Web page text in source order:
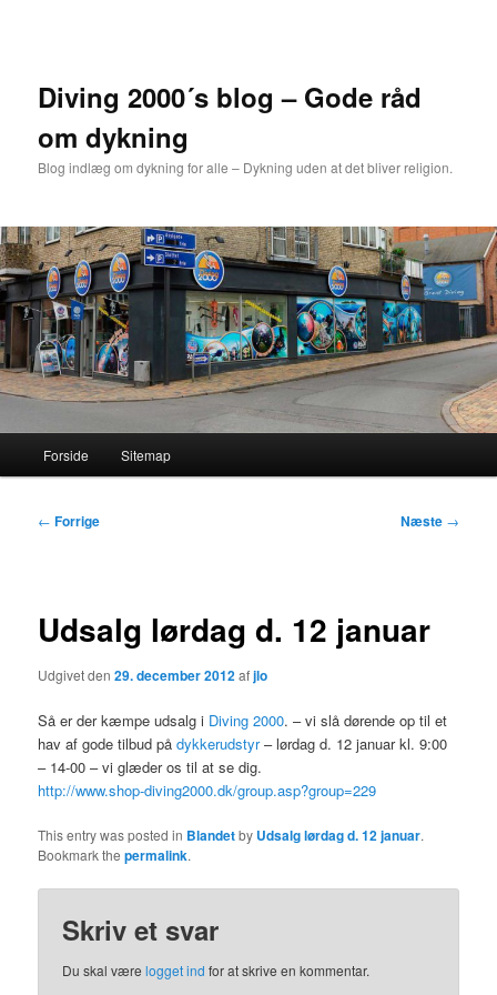
Diving 2000´s blog – Gode råd
om dykning
Blog indlæg om dykning for alle – Dykning uden at det bliver religion.
Forside Sitemap
Indlægsnavigation
← Forrige Næste →
Udsalg lørdag d. 12 januar
Udgivet den29. december 2012afjlo
Så er der kæmpe udsalg i Diving 2000. – vi slå dørende op til et
hav af gode tilbud pådykkerudstyr– lørdag d. 12 januar kl. 9:00
– 14-00 – vi glæder os til at se dig.
http://www.shop-diving2000.dk/group.asp?group=229
This entry was posted in Blandetby Udsalg lørdag d. 12 januar.
Bookmark thepermalink.
Skriv et svar
Du skal værelogget ind for at skrive en kommentar.